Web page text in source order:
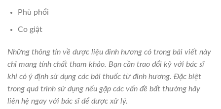
Phù phổi
Co giật
Những thông tin về dược liệu đinh hương có trong bài viết này
chỉ mang tính chất tham khảo. Bạn cần trao đổi kỹ với bác sĩ
khi có ý định sử dụng các bài thuốc từ đinh hương. Đặc biệt
trong quá trình sử dụng nếu gặp các vấn đề bất thường hãy
liên hệ ngay với bác sĩ để dược xử lý.